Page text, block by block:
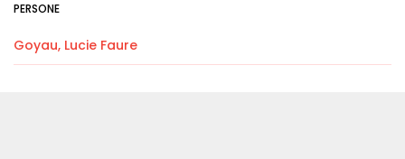
PERSONE
Goyau, Lucie Faure